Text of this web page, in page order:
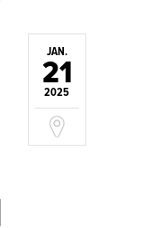
JAN.
21
2025